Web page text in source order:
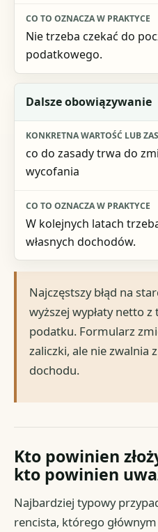
Nie trzeba czekać do
podatkowego.
Dalsze obowiązywanie
co do zasady trwa do
wycofania
W kolejnych latach
własnych dochodów.
Najczęstszy błąd na
wyższej wypłaty netto
podatku. Formularz
zaliczki, ale nie zwalnia
dochodu.
Kto powinien
kto powinien
Najbardziej typowy
rencista, którego